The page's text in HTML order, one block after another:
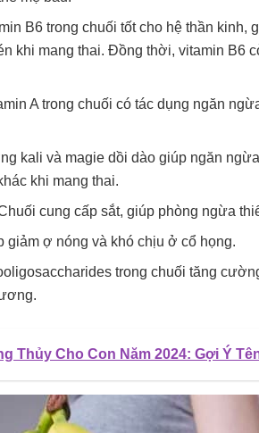
B6 trong chuối tốt cho hệ thần kinh,
khi mang thai. Đồng thời, vitamin B6
A trong chuối có tác dụng ngăn
kali và magie dồi dào giúp ngăn
khi mang thai.
cung cấp sắt, giúp phòng ngừa
giảm ợ nóng và khó chịu ở cổ họng.
trong chuối tăng
Thủy Cho Con Năm 2024: Gợi Ý